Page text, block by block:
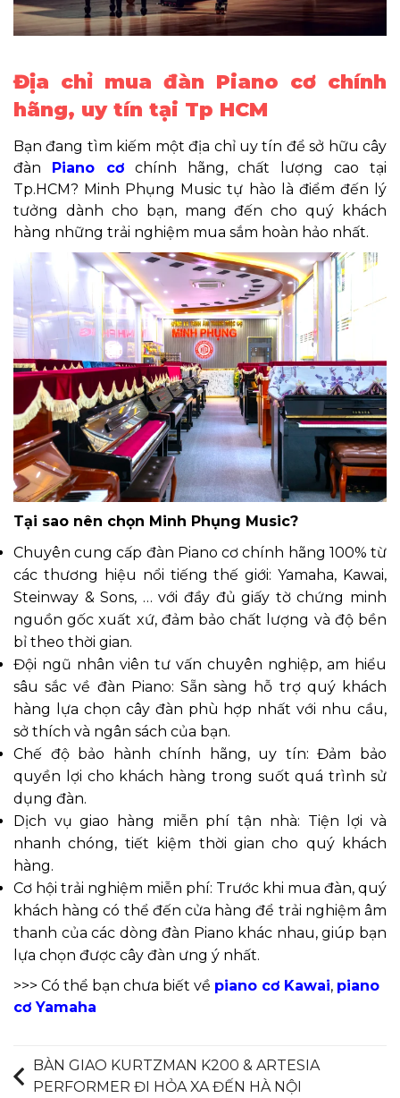
Địa chỉ mua đàn Piano cơ chính
hãng, uy tín tại Tp HCM
Bạn đang tìm kiếm một địa chỉ uy tín để sở hữu cây
đàn Piano cơchính hãng, chất lượng cao tại
Tp.HCM? Minh Phụng Music tự hào là điểm đến lý
tưởng dành cho bạn, mang đến cho quý khách
hàng những trải nghiệm mua sắm hoàn hảo nhất.
Tại sao nên chọn Minh Phụng Music?
Chuyên cung cấp đàn Piano cơ chính hãng 100% từ
các thương hiệu nổi tiếng thế giới: Yamaha, Kawai,
Steinway & Sons, … với đầy đủ giấy tờ chứng minh
nguồn gốc xuất xứ, đảm bảo chất lượng và độ bền
bỉ theo thời gian.
Đội ngũ nhân viên tư vấn chuyên nghiệp, am hiểu
sâu sắc về đàn Piano: Sẵn sàng hỗ trợ quý khách
hàng lựa chọn cây đàn phù hợp nhất với nhu cầu,
sở thích và ngân sách của bạn.
Chế độ bảo hành chính hãng, uy tín: Đảm bảo
quyền lợi cho khách hàng trong suốt quá trình sử
dụng đàn.
Dịch vụ giao hàng miễn phí tận nhà: Tiện lợi và
nhanh chóng, tiết kiệm thời gian cho quý khách
hàng.
Cơ hội trải nghiệm miễn phí: Trước khi mua đàn, quý
khách hàng có thể đến cửa hàng để trải nghiệm âm
thanh của các dòng đàn Piano khác nhau, giúp bạn
lựa chọn được cây đàn ưng ý nhất.
>>> Có thể bạn chưa biết về piano cơ Kawai, piano
cơ Yamaha
BÀN GIAO KURTZMAN K200 & ARTESIA
PERFORMER ĐI HỎA XA ĐẾN HÀ NỘI